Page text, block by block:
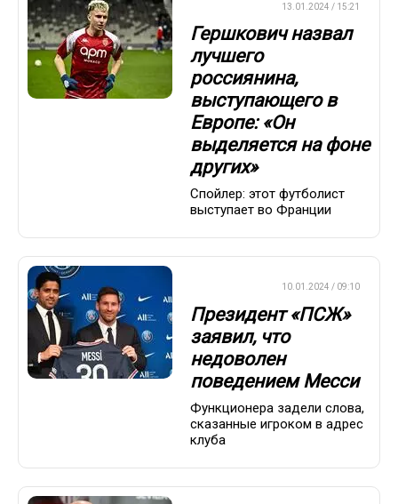
13.01.2024 / 15:21
Гершкович назвал
лучшего
россиянина,
выступающего в
Европе: «Он
выделяется на фоне
других»
Спойлер: этот футболист
выступает во Франции
10.01.2024 / 09:10
Президент «ПСЖ»
заявил, что
недоволен
поведением Месси
Функционера задели слова,
сказанные игроком в адрес
клуба